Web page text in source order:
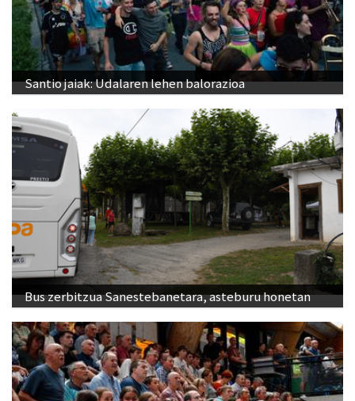
Santio jaiak: Udalaren lehen balorazioa
Bus zerbitzua Sanestebanetara, asteburu honetan